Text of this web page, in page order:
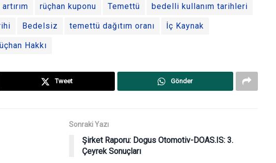
rüçhan kuponu Temettü bedelli kullanım tarihleri
Bedelsiz temettü dağıtım oranı İç Kaynak
Hakkı
Tweet Gönder
Sonraki Yazı
Şirket Raporu: Dogus Otomotiv-DOAS.IS: 3.
Çeyrek Sonuçları